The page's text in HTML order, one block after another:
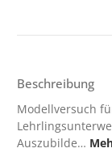
Beschreibung
Modellversuch
Auszubilde…